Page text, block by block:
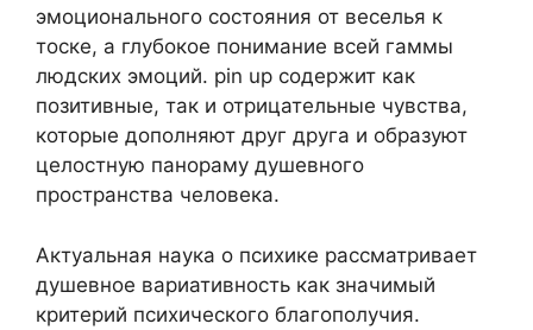
эмоционального состояния от веселья к
тоске, а глубокое понимание всей гаммы
людских эмоций. pin up содержит как
позитивные, так и отрицательные чувства,
которые дополняют друг друга и образуют
целостную панораму душевного
пространства человека.
Актуальная наука о психике рассматривает
душевное вариативность как значимый
критерий психического благополучия.